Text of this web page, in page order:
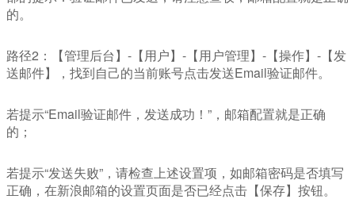
的。
路径2：【管理后台】-【用户】-【用户管理】-【操作】-【发
送邮件】，找到自己的当前账号点击发送Email验证邮件。
若提示“Email验证邮件，发送成功！”，邮箱配置就是正确
的；
若提示“发送失败”，请检查上述设置项，如邮箱密码是否填写
正确，在新浪邮箱的设置页面是否已经点击【保存】按钮。